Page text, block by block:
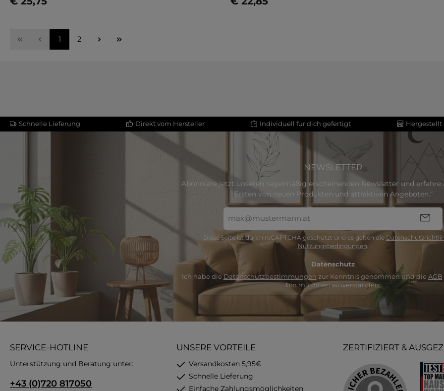
Jetzt konfigurieren Jetzt konfigurieren
Seite
1 Seite
2
Schnelle Lieferung Direkt vom Hersteller Individuell für dich gefertigt Hergestellt
NEWSLETTER
Abonniere jetzt unseren regelmäßig erscheinenden Newsletter und erfahre
Ersten von neuen Produkten und attraktiven Angeboten.“
Mail-
Adresse
Diese Seite ist durch reCAPTCHA geschützt und es gelten die
Nutzungsbedingungen.
Datenschutz
Ich habe dieDatenschutzbestimmungen zur Kenntnis genommen und die AGB
bin mit ihnen einverstanden.
SERVICE-HOTLINE
Unterstützung und Beratung unter:
+43 (0)720 817050
ZERTIFIZIERT &
UNSERE VORTEILE
Versandkosten 5,95€
Schnelle Lieferung
Einfache Zahlungsmöglichkeiten